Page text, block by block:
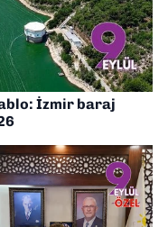
İzmir baraj